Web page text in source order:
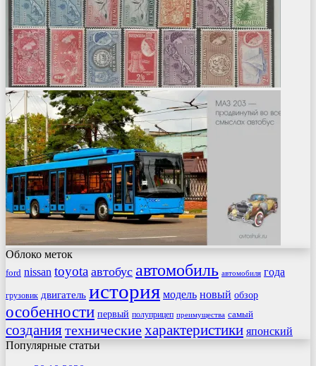
Облоко меток
ford nissan toyota автобус автомобиль автомобиля года
грузовик двигатель история модель новый обзор
особенности первый полуприцеп преимущества самый
созданиятехническиехарактеристики японский
Популярные статьи